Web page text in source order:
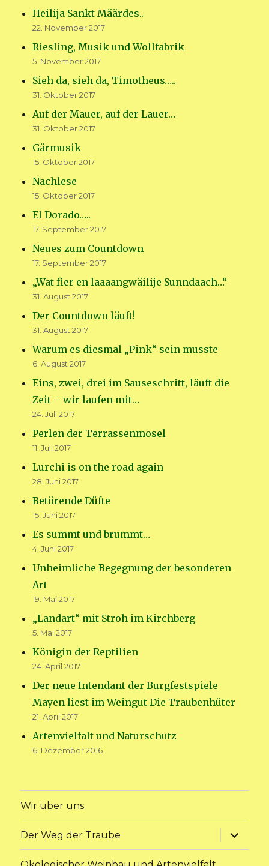
Heilija Sankt Määrdes..
22. November 2017
Riesling, Musik und Wollfabrik
5. November 2017
Sieh da, sieh da, Timotheus…..
31. Oktober 2017
Auf der Mauer, auf der Lauer…
31. Oktober 2017
Gärmusik
15. Oktober 2017
Nachlese
15. Oktober 2017
El Dorado…..
17. September 2017
Neues zum Countdown
17. September 2017
„Wat fier en laaaangwäilije Sunndaach…“
31. August 2017
Der Countdown läuft!
31. August 2017
Warum es diesmal „Pink“ sein musste
6. August 2017
Eins, zwei, drei im Sauseschritt, läuft die
Zeit – wir laufen mit…
24. Juli 2017
Perlen der Terrassenmosel
11. Juli 2017
Lurchi is on the road again
28. Juni 2017
Betörende Düfte
15. Juni 2017
Es summt und brummt…
4. Juni 2017
Unheimliche Begegnung der besonderen
Art
19. Mai 2017
„Landart“ mit Stroh im Kirchberg
5. Mai 2017
Königin der Reptilien
24. April 2017
Der neue Intendant der Burgfestspiele
Mayen liest im Weingut Die Traubenhüter
21. April 2017
Artenvielfalt und Naturschutz
6. Dezember 2016
Wir über uns
Der Weg der Traube